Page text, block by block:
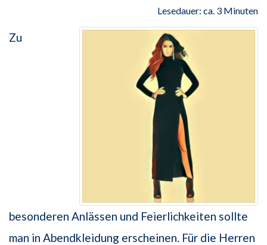
Lesedauer: ca. 3 Minuten
Zu
besonderen Anlässen und Feierlichkeiten sollte
man in Abendkleidung erscheinen. Für die Herren